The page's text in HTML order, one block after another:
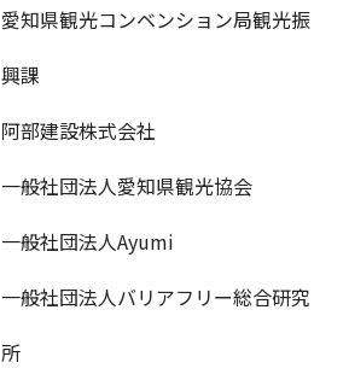
愛知県観光コンベンション局観光振
興課
阿部建設株式会社
一般社団法人愛知県観光協会
一般社団法人Ayumi
一般社団法人バリアフリー総合研究
所